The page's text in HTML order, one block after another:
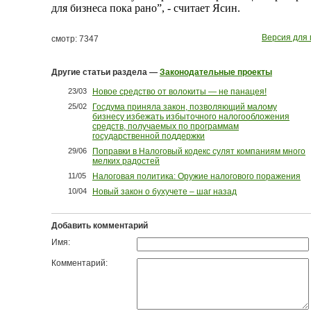
для бизнеса пока рано”, -­ считает Ясин.
смотр: 7347 Версия для
Другие статьи раздела — Законодательные проекты
23/03 Новое средство от волокиты — не панацея!
25/02
Госдума приняла закон, позволяющий малому
бизнесу избежать избыточного налогообложения
средств, получаемых по программам
государственной поддержки
29/06
Поправки в Налоговый кодекс сулят компаниям много
мелких радостей
11/05 Налоговая политика: Оружие налогового поражения
10/04 Новый закон о бухучете – шаг назад
Добавить комментарий
Имя:
Комментарий: